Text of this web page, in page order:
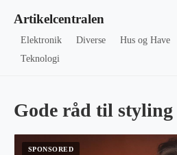
Artikelcentralen
Elektronik Diverse Hus og Have
Teknologi
Gode råd til